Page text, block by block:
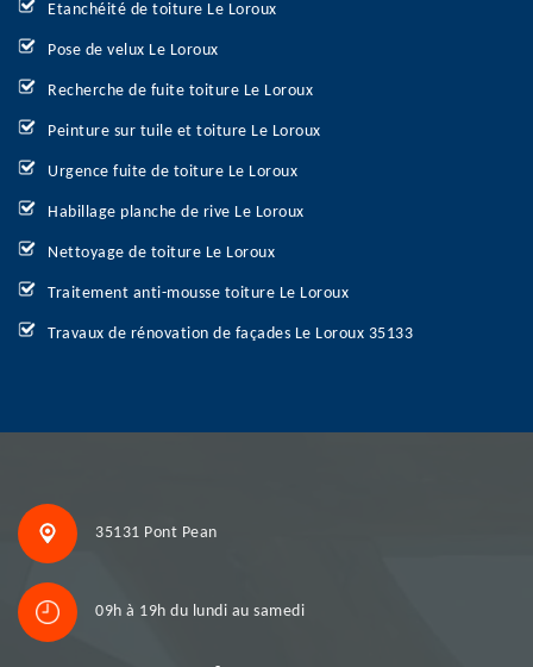
Etanchéité de toiture Le Loroux
Pose de velux Le Loroux
Recherche de fuite toiture Le Loroux
Peinture sur tuile et toiture Le Loroux
Urgence fuite de toiture Le Loroux
Habillage planche de rive Le Loroux
Nettoyage de toiture Le Loroux
Traitement anti-mousse toiture Le Loroux
Travaux de rénovation de façades Le Loroux 35133
35131 Pont Pean
09h à 19h du lundi au samedi